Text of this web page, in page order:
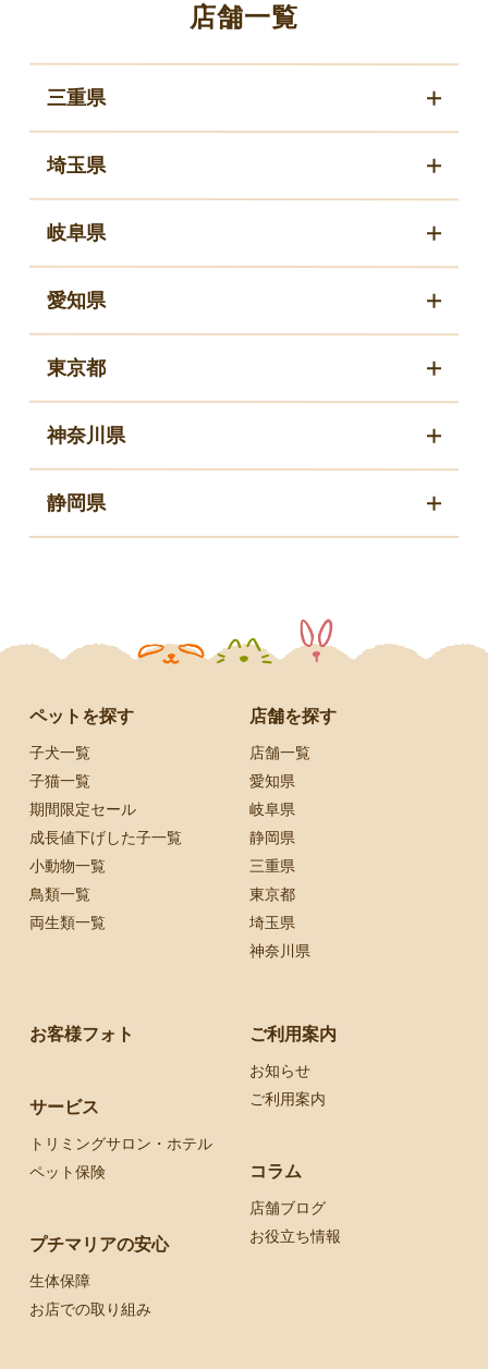
店舗一覧
三重県
埼玉県
岐阜県
愛知県
東京都
神奈川県
静岡県
ペットを探す
子犬一覧
子猫一覧
期間限定セール
成長値下げした子一覧
小動物一覧
鳥類一覧
両生類一覧
店舗を探す
店舗一覧
愛知県
岐阜県
静岡県
三重県
東京都
埼玉県
神奈川県
お客様フォト
サービス
トリミングサロン・ホテル
ペット保険
プチマリアの安心
生体保障
お店での取り組み
ご利用案内
お知らせ
ご利用案内
コラム
店舗ブログ
お役立ち情報